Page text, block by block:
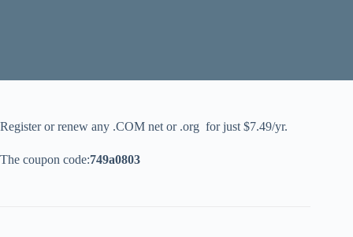
Register or renew any .COM net or .org for just $7.49/yr.
The coupon code:749a0803